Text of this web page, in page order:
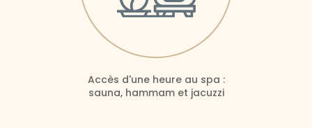
Accès d'une heure au spa :
sauna, hammam et jacuzzi